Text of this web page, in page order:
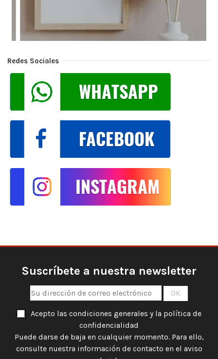
Redes Sociales
Suscríbete a nuestra newsletter
Acepto las condiciones generales y la política de
confidencialidad
Puede darse de baja en cualquier momento. Para ello,
consulte nuestra información de contacto en el aviso